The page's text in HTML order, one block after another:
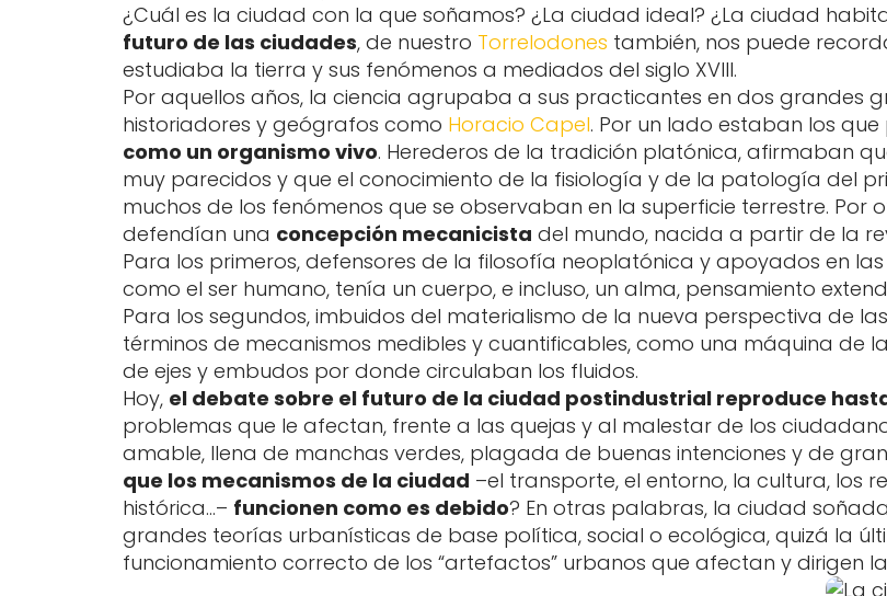
¿Cuál es la ciudad con la que soñamos? ¿La ciudad ideal? ¿La ciudad
futuro de las ciudades, de nuestro Torrelodones también, nos puede
estudiaba la tierra y sus fenómenos a mediados del siglo XVIII.
Por aquellos años, la ciencia agrupaba a sus practicantes en dos grandes
historiadores y geógrafos como Horacio Capel. Por un lado estaban los
como un organismo vivo. Herederos de la tradición platónica, afirmaban
muy parecidos y que el conocimiento de la fisiología y de la patología del
muchos de los fenómenos que se observaban en la superficie terrestre.
defendían una concepción mecanicista del mundo, nacida a partir de la
Para los primeros, defensores de la filosofía neoplatónica y apoyados en
como el ser humano, tenía un cuerpo, e incluso, un alma, pensamiento
Para los segundos, imbuidos del materialismo de la nueva perspectiva de
términos de mecanismos medibles y cuantificables, como una máquina de
de ejes y embudos por donde circulaban los fluidos.
Hoy, el debate sobre el futuro de la ciudad postindustrial reproduce
problemas que le afectan, frente a las quejas y al malestar de los
amable, llena de manchas verdes, plagada de buenas intenciones y de
que los mecanismos de la ciudad –el transporte, el entorno, la cultura, los
histórica…– funcionen como es debido? En otras palabras, la ciudad
grandes teorías urbanísticas de base política, social o ecológica, quizá la
funcionamiento correcto de los “artefactos” urbanos que afectan y dirigen